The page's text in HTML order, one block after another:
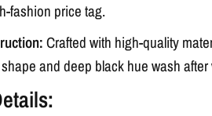
fashion price tag.
Crafted with high-quality
and deep black hue wash after